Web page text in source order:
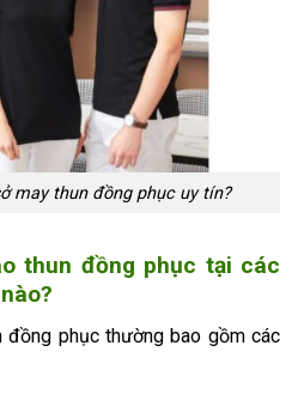
may thun đồng phục uy tín?
thun đồng phục tại các
đồng phục thường bao gồm các